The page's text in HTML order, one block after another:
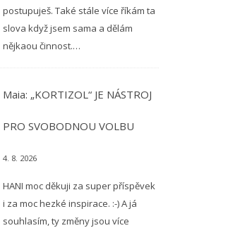
postupuješ. Také stále více říkám ta
slova když jsem sama a dělám
nějkaou činnost.…
Maia: „KORTIZOL“ JE NÁSTROJ
PRO SVOBODNOU VOLBU
4. 8. 2026
HANI moc děkuji za super příspěvek
i za moc hezké inspirace. :-) A já
souhlasím, ty změny jsou více